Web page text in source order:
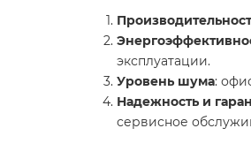
эксплуатации.
Уровень шума:
Надежность и
сервисное